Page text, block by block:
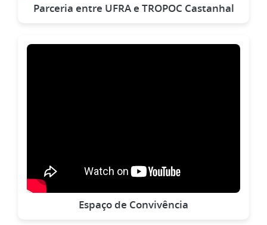
Parceria entre UFRA e TROPOC Castanhal
Espaço de Convivência